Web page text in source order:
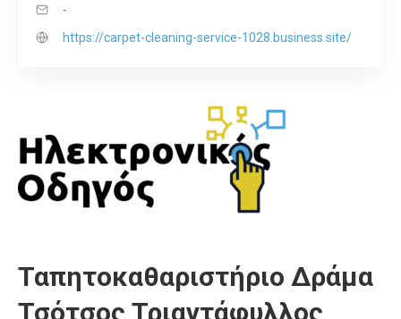
-
https://carpet-cleaning-service-1028.business.site/
Ταπητοκαθαριστήριο Δράμα
Τσότσος Τριαντάφυλλος